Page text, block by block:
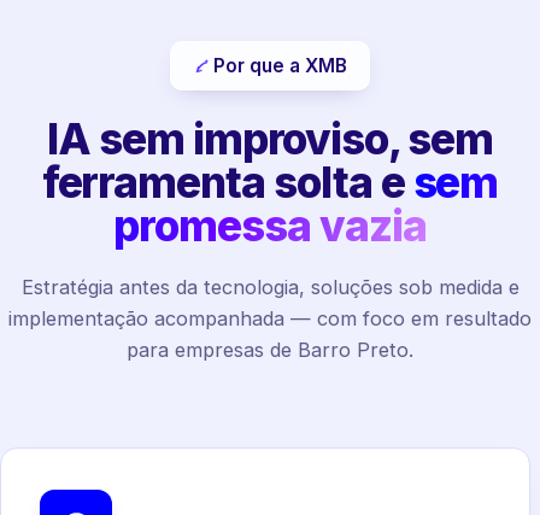
Por que a XMB
IA sem improviso, sem
ferramenta solta esem
promessa vazia
Estratégia antes da tecnologia, soluções sob medida e
implementação acompanhada — com foco em resultado
para empresas de Barro Preto.